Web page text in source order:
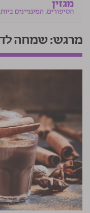
מרגש: שמחה